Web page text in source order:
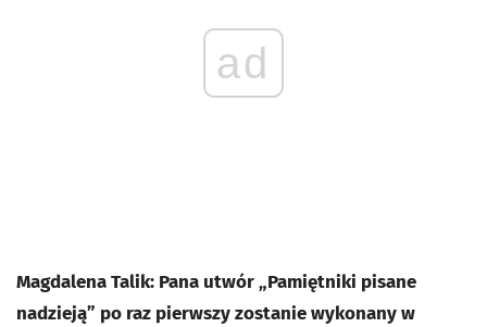
ad
Magdalena Talik: Pana utwór „Pamiętniki pisane
nadzieją” po raz pierwszy zostanie wykonany w